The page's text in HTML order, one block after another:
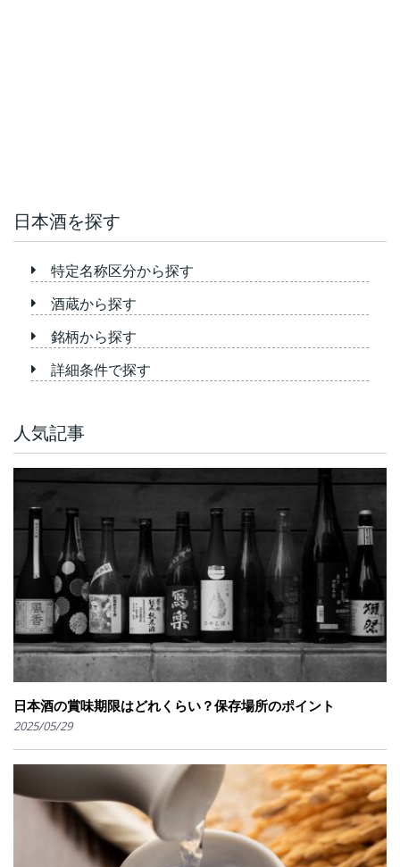
日本酒を探す
特定名称区分から探す
酒蔵から探す
銘柄から探す
詳細条件で探す
人気記事
日本酒の賞味期限はどれくらい？保存場所のポイント
2025/05/29